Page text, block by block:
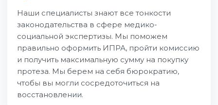
Наши специалисты знают все тонкости
законодательства в сфере медико-
социальной экспертизы. Мы поможем
правильно оформить ИПРА, пройти комиссию
и получить максимальную сумму на покупку
протеза. Мы берем на себя бюрократию,
чтобы вы могли сосредоточиться на
восстановлении.